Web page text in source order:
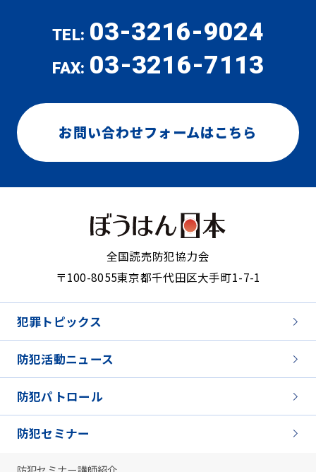
TEL: 03-3216-9024
FAX: 03-3216-7113
お問い合わせフォームはこちら
全国読売防犯協力会
〒100-8055東京都千代田区大手町1-7-1
犯罪トピックス
防犯活動ニュース
防犯パトロール
防犯セミナー